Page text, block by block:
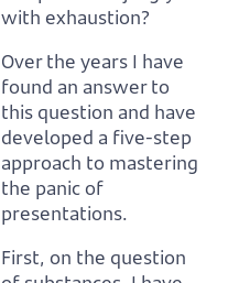
with exhaustion?
Over the years I have
found an answer to
this question and have
developed a five-step
approach to mastering
the panic of
presentations.
First, on the question